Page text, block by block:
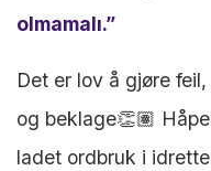
olmamalı.”
Det er lov å gjøre
og beklage👏🏽
ladet ordbruk i